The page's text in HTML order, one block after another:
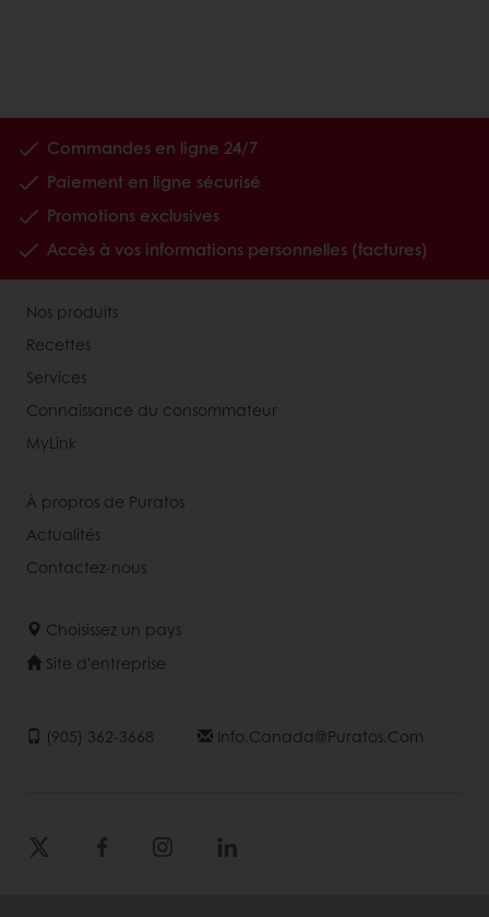
Commandes en ligne 24/7
Paiement en ligne sécurisé
Promotions exclusives
Accès à vos informations personnelles (factures)
Nos produits
Recettes
Services
Connaissance du consommateur
MyLink
À propros de Puratos
Actualités
Contactez-nous
Choisissez un pays
Site d'entreprise
(905) 362-3668 Info.canada@puratos.com